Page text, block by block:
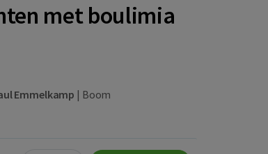
met boulimia
Emmelkamp | Boom